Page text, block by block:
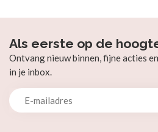
Als eerste op de
Ontvang nieuw binnen, fijne acties
in je inbox.